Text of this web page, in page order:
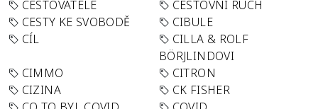
CESTOVATELÉ
CESTOVNÍ RUCH
CESTY KE SVOBODĚ
CIBULE
CÍL
CILLA & ROLF
BÖRJLINDOVI
CIMMO
CITRON
CIZINA
CK FISHER